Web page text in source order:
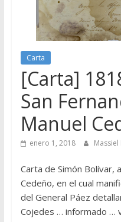
Carta
[Carta]
San
Manuel
enero 1, 2018 Massiel
Carta de Simón Bolívar,
Cedeño, en el cual
del General Páez
Cojedes … informado …